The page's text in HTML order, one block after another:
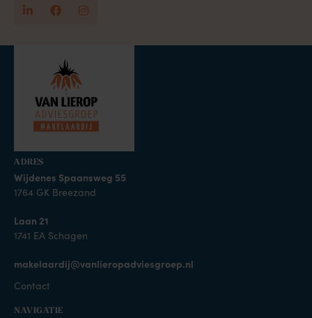
ADRES
Wijdenes Spaansweg 55
1764 GK Breezand
Laan 21
1741 EA Schagen
makelaardij@vanlieropadviesgroep.nl
Contact
NAVIGATIE